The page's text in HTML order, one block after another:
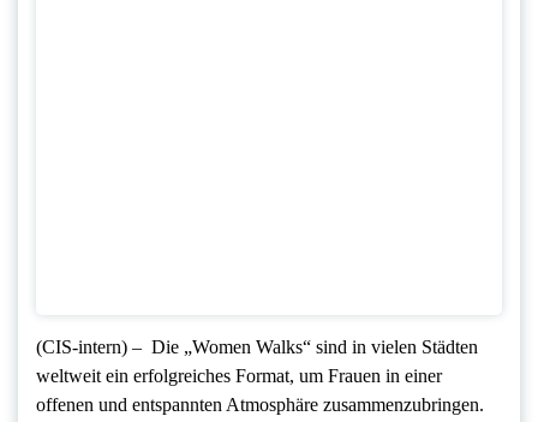
(CIS-intern) – Die „Women Walks“ sind in vielen Städten
weltweit ein erfolgreiches Format, um Frauen in einer
offenen und entspannten Atmosphäre zusammenzubringen.